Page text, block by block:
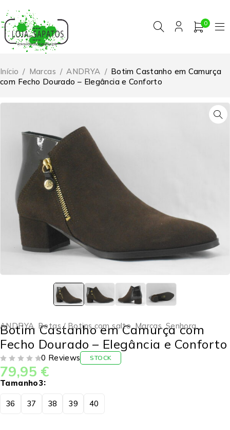
0
Início / Marcas / ANDRYA / Botim Castanho em Camurça
com Fecho Dourado – Elegância e Conforto
ANDRYA, Botas / Botins com salto,Marcas,Senhora
Botim Castanho em Camurça com
Fecho Dourado – Elegância e Conforto
0 Reviews STOCK
79,95 €
Tamanho3
36 37 38 39 40